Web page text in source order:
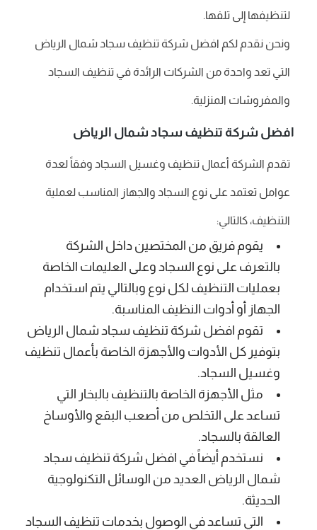
لتنظيفها إلى تلفها.
ونحن نقدم لكم افضل شركة تنظيف سجاد شمال الرياض
التي تعد واحدة من الشركات الرائدة في تنظيف السجاد
والمفروشات المنزلية.
افضل شركة تنظيف سجاد شمال الرياض
تقدم الشركة أعمال تنظيف وغسيل السجاد وفقاً لعدة
عوامل تعتمد على نوع السجاد والجهاز المناسب لعملية
التنظيف، كالتالي:
يقوم فريق من المختصين داخل الشركة
بالتعرف على نوع السجاد وعلى العليمات الخاصة
بعمليات التنظيف لكل نوع وبالتالي يتم استخدام
الجهاز أو أدوات النظيف المناسبة.
تقوم افضل شركة تنظيف سجاد شمال الرياض
بتوفير كل الأدوات والأجهزة الخاصة بأعمال تنظيف
وغسيل السجاد.
مثل الأجهزة الخاصة بالتنظيف بالبخار التي
تساعد على التخلص من أصعب البقع والأوساخ
العالقة بالسجاد.
نستخدم أيضاً في افضل شركة تنظيف سجاد
شمال الرياض العديد من الوسائل التكنولوجية
الحديثة.
التي تساعد في الوصول بخدمات تنظيف السجاد